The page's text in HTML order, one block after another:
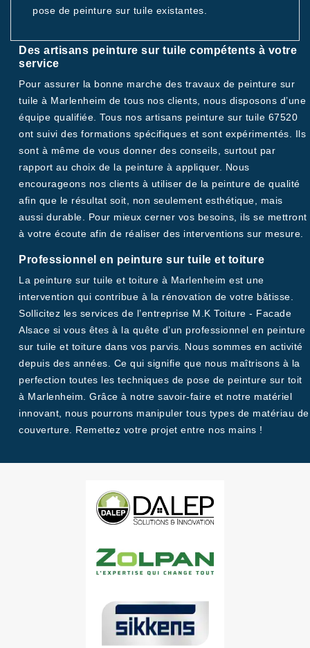
pose de peinture sur tuile existantes.
Des artisans peinture sur tuile compétents à votre
service
Pour assurer la bonne marche des travaux de peinture sur
tuile à Marlenheim de tous nos clients, nous disposons d’une
équipe qualifiée. Tous nos artisans peinture sur tuile 67520
ont suivi des formations spécifiques et sont expérimentés. Ils
sont à même de vous donner des conseils, surtout par
rapport au choix de la peinture à appliquer. Nous
encourageons nos clients à utiliser de la peinture de qualité
afin que le résultat soit, non seulement esthétique, mais
aussi durable. Pour mieux cerner vos besoins, ils se mettront
à votre écoute afin de réaliser des interventions sur mesure.
Professionnel en peinture sur tuile et toiture
La peinture sur tuile et toiture à Marlenheim est une
intervention qui contribue à la rénovation de votre bâtisse.
Sollicitez les services de l’entreprise M.K Toiture - Facade
Alsace si vous êtes à la quête d’un professionnel en peinture
sur tuile et toiture dans vos parvis. Nous sommes en activité
depuis des années. Ce qui signifie que nous maîtrisons à la
perfection toutes les techniques de pose de peinture sur toit
à Marlenheim. Grâce à notre savoir-faire et notre matériel
innovant, nous pourrons manipuler tous types de matériau de
couverture. Remettez votre projet entre nos mains !